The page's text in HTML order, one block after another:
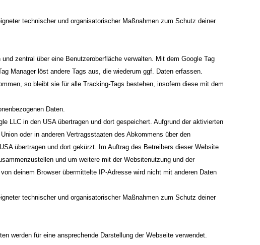
technischer und organisatorischer Maßnahmen zum Schutz deiner
zentral über eine Benutzeroberfläche verwalten. Mit dem Google Tag
Manager löst andere Tags aus, die wiederum ggf. Daten erfassen.
so bleibt sie für alle Tracking-Tags bestehen, insofern diese mit dem
Daten.
LLC in den USA übertragen und dort gespeichert. Aufgrund der aktivierten
oder in anderen Vertragsstaaten des Abkommens über den
übertragen und dort gekürzt. Im Auftrag des Betreibers dieser Website
und um weitere mit der Websitenutzung und der
deinem Browser übermittelte IP-Adresse wird nicht mit anderen Daten
technischer und organisatorischer Maßnahmen zum Schutz deiner
werden für eine ansprechende Darstellung der Webseite verwendet.